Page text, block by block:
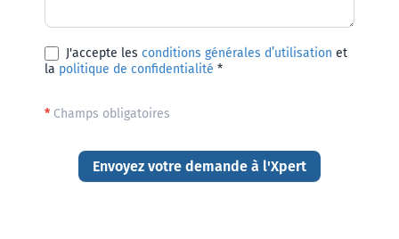
J'accepte les conditions générales d’utilisation et
la politique de confidentialité *
*Champs obligatoires
Envoyez votre demande à l'Xpert